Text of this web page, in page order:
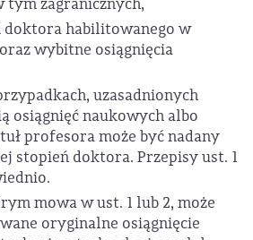
tym zagranicznych,
doktora habilitowanego w
wybitne osiągnięcia
uzasadnionych
osiągnięć naukowych albo
profesora może być nadany
stopień doktora. Przepisy ust. 1
mowa w ust. 1 lub 2, może
oryginalne osiągnięcie